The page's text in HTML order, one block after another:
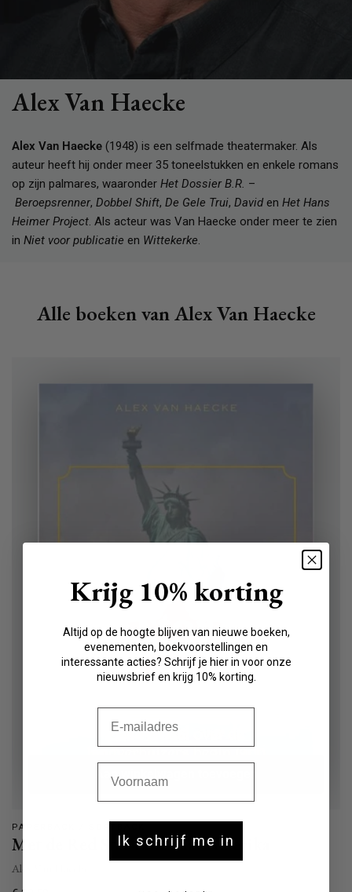
Alex Van Haecke
Alex Van Haecke (1948) is een selfmade theatermaker. Als
auteur heeft hij onder meer 35 toneelstukken en enkele romans
op zijn palmares, waaronder Het Dossier B.R. –
Beroepsrenner, Dobbel Shift, De Gele Trui, Daviden Het Hans
Heimer Project. Als acteur was Van Haecke onder meer te zien
in Niet voor publicatie en Wittekerke.
Alle boeken van Alex Van Haecke
Aan winkelwagen toevoegen
PAPERBACK / SOFTBACK
Met de Red Star Line naar Amerika
Alex Van Haecke
Krijg 10% korting
Altijd op de hoogte blijven van nieuwe boeken,
evenementen, boekvoorstellingen en
interessante acties? Schrijf je hier in voor onze
nieuwsbrief en krijg 10% korting.
Ik schrijf me in